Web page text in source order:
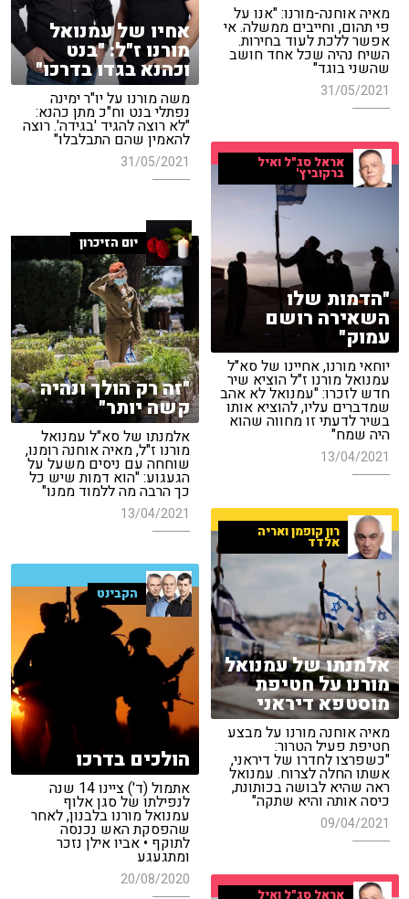
מאיה אוחנה-מורנו: "אנו על
פי תהום, וחייבים ממשלה. אי
אפשר ללכת לעוד בחירות.
השיח נהיה שכל אחד חושב
שהשני בוגד"
31/05/2021
אחיו של עמנואל
מורנו ז"ל: "בנט
וכהנא בגדו בדרכו"
משה מורנו על יו"ר ימינה
נפתלי בנט וח"כ מתן כהנא:
"לא רוצה להגיד 'בגידה'. רוצה
להאמין שהם התבלבלו"
31/05/2021 אראל סג"ל ואיל
ברקוביץ'
"הדמות שלו
השאירה רושם
עמוק"
יוחאי מורנו, אחיינו של סא"ל
עמנואל מורנו ז"ל הוציא שיר
חדש לזכרו: "עמנואל לא אהב
שמדברים עליו, להוציא אותו
בשיר לדעתי זו מחווה שהוא
היה שמח"
13/04/2021
יום הזיכרון
"זה רק הולך ונהיה
קשה יותר"
אלמנתו של סא"ל עמנואל
מורנו ז"ל, מאיה אוחנה רומנו,
שוחחה עם ניסים משעל על
הגעגוע: "הוא דמות שיש כל
כך הרבה מה ללמוד ממנו"
13/04/2021
רון קופמן ואריה
אלדד
אלמנתו של עמנואל
מורנו על חטיפת
מוסטפא דיראני
מאיה אוחנה מורנו על מבצע
חטיפת פעיל הטרור:
"כשפרצו לחדרו של דיראני,
אשתו החלה לצרוח. עמנואל
ראה שהיא לבושה בכותונת,
כיסה אותה והיא שתקה"
09/04/2021
הקבינט
הולכים בדרכו
אתמול (ד') ציינו 14 שנה
לנפילתו של סגן אלוף
עמנואל מורנו בלבנון, לאחר
שהפסקת האש נכנסה
לתוקף • אביו אילן נזכר
ומתגעגע
20/08/2020